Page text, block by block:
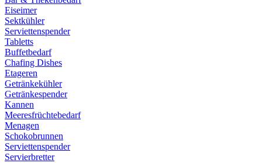
Eiseimer
Sektkühler
Serviettenspender
Tabletts
Buffetbedarf
Chafing Dishes
Etageren
Getränkekühler
Getränkespender
Kannen
Meeresfrüchtebedarf
Menagen
Schokobrunnen
Serviettenspender
Servierbretter